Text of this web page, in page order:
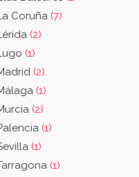
Coruña (7)
(2)
(1)
(2)
(1)
(2)
(1)
(1)
(1)